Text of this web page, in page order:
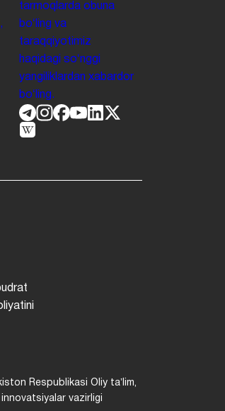
tarmoqlarda obuna
boʻling va
taraqqiyotimiz
haqidagi soʻnggi
yangiliklardan xabardor
boʻling.
Respublikasi Oliy taʼlim,
vazirligi